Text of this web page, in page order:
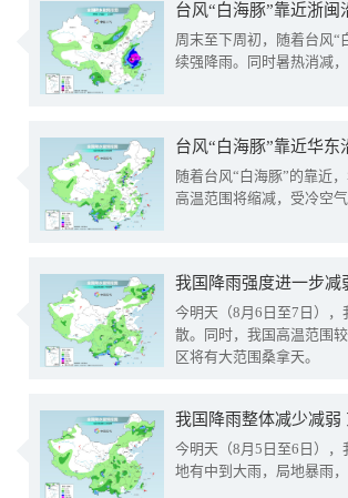
台风“白海豚”靠近浙
周末至下周初，随着台风“
续强降雨。同时暑热消减
台风“白海豚”靠近华
随着台风“白海豚”的靠近
高温范围将缩减，受冷空
今明天（8月6日至7日）
散。同时，我国高温范围
区将有大范围桑拿天。
我国降雨整体减少减弱
今明天（8月5日至6日）
地有中到大雨，局地暴雨